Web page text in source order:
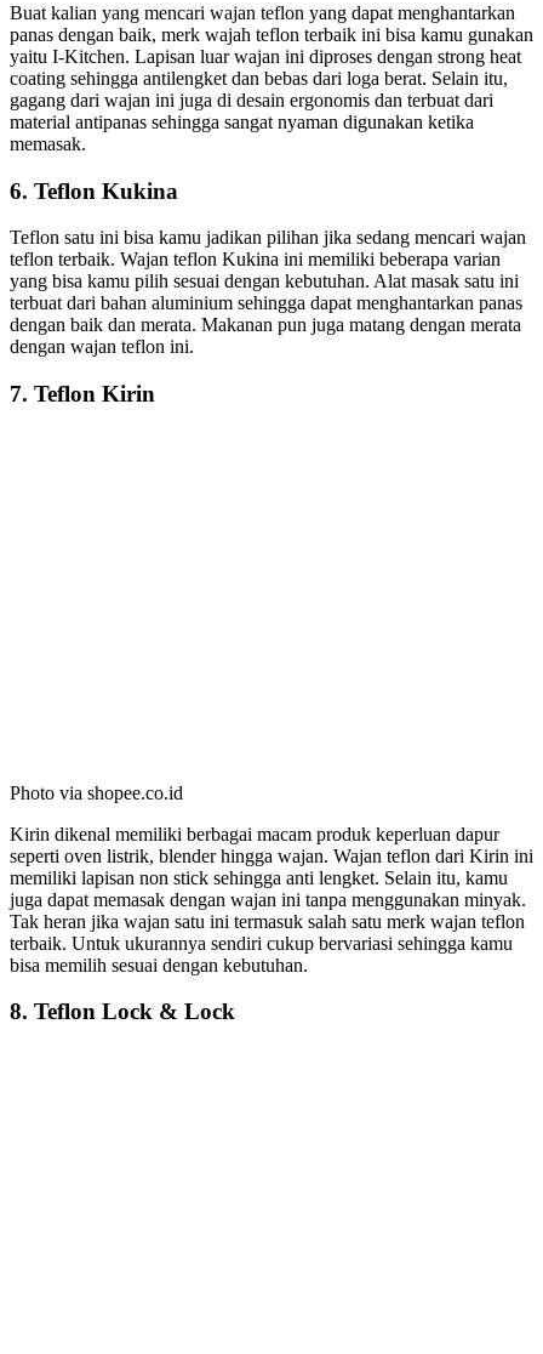
Buat kalian yang mencari wajan teflon yang dapat menghantarkan
panas dengan baik, merk wajah teflon terbaik ini bisa kamu gunakan
yaitu I-Kitchen. Lapisan luar wajan ini diproses dengan strong heat
coating sehingga antilengket dan bebas dari loga berat. Selain itu,
gagang dari wajan ini juga di desain ergonomis dan terbuat dari
material antipanas sehingga sangat nyaman digunakan ketika
memasak.
6. Teflon Kukina
Teflon satu ini bisa kamu jadikan pilihan jika sedang mencari wajan
teflon terbaik. Wajan teflon Kukina ini memiliki beberapa varian
yang bisa kamu pilih sesuai dengan kebutuhan. Alat masak satu ini
terbuat dari bahan aluminium sehingga dapat menghantarkan panas
dengan baik dan merata. Makanan pun juga matang dengan merata
dengan wajan teflon ini.
7. Teflon Kirin
Photo via shopee.co.id
Kirin dikenal memiliki berbagai macam produk keperluan dapur
seperti oven listrik, blender hingga wajan. Wajan teflon dari Kirin ini
memiliki lapisan non stick sehingga anti lengket. Selain itu, kamu
juga dapat memasak dengan wajan ini tanpa menggunakan minyak.
Tak heran jika wajan satu ini termasuk salah satu merk wajan teflon
terbaik. Untuk ukurannya sendiri cukup bervariasi sehingga kamu
bisa memilih sesuai dengan kebutuhan.
8. Teflon Lock & Lock